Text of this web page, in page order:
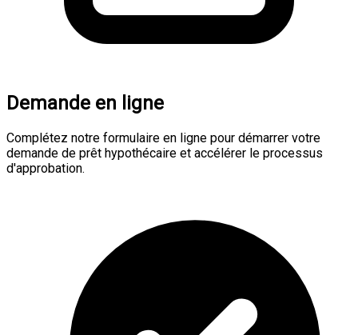
Demande en ligne
Complétez notre formulaire en ligne pour démarrer votre
demande de prêt hypothécaire et accélérer le processus
d'approbation.